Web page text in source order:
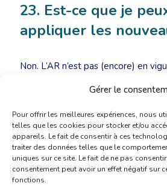
Gérer le
Pour offrir les meilleures expériences, nous
telles que les cookies pour stocker et/ou
appareils. Le fait de consentir à ces
traiter des données telles que le
uniques sur ce site. Le fait de ne pas
consentement peut avoir un effet négatif sur
fonctions.
23. Est-ce que je
appliquer les
Non. L’AR n’est pas (encore) en